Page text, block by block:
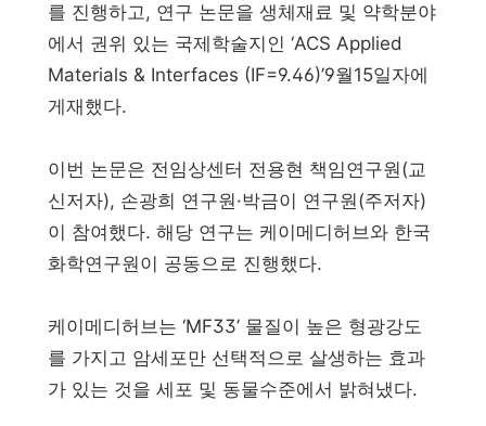
를 진행하고, 연구 논문을 생체재료 및 약학분야
에서 권위 있는 국제학술지인 ‘ACS Applied
Materials & Interfaces (IF=9.46)’9월15일자에
게재했다.
이번 논문은 전임상센터 전용현 책임연구원(교
신저자), 손광희 연구원·박금이 연구원(주저자)
이 참여했다. 해당 연구는 케이메디허브와 한국
화학연구원이 공동으로 진행했다.
케이메디허브는 ‘MF33’ 물질이 높은 형광강도
를 가지고 암세포만 선택적으로 살생하는 효과
가 있는 것을 세포 및 동물수준에서 밝혀냈다.